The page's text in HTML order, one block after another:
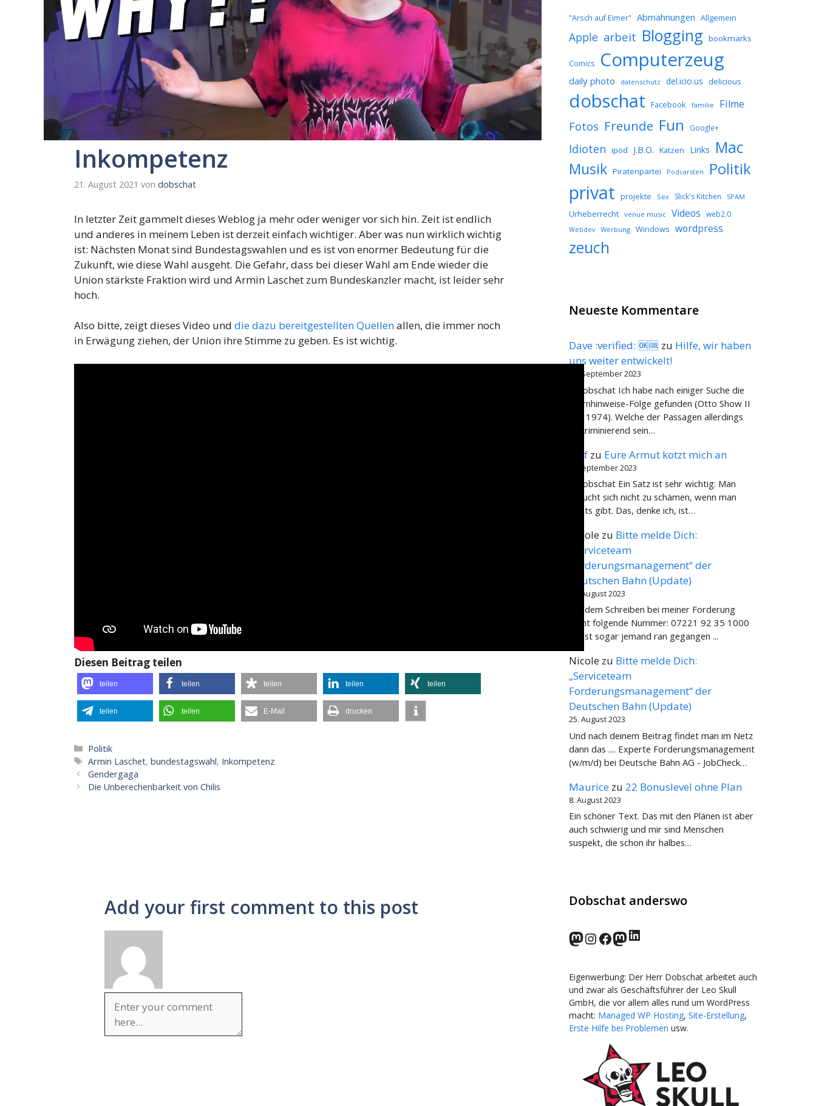
Inkompetenz
21. August 2021 von dobschat
In letzter Zeit gammelt dieses Weblog ja mehr oder weniger vor sich hin. Zeit ist endlich
und anderes in meinem Leben ist derzeit einfach wichtiger. Aber was nun wirklich wichtig
ist: Nächsten Monat sind Bundestagswahlen und es ist von enormer Bedeutung für die
Zukunft, wie diese Wahl ausgeht. Die Gefahr, dass bei dieser Wahl am Ende wieder die
Union stärkste Fraktion wird und Armin Laschet zum Bundeskanzler macht, ist leider sehr
hoch.
Also bitte, zeigt dieses Video und die dazu bereitgestellten Quellenallen, die immer noch
in Erwägung ziehen, der Union ihre Stimme zu geben. Es ist wichtig.
Diesen Beitrag teilen
teilen teilen teilen teilen teilen
teilen teilen E-Mail drucken
Kategorien
Politik
Schlagwörter
Armin Laschet,bundestagswahl, Inkompetenz
Gendergaga
Die Unberechenbarkeit von Chilis
Add your first comment to this post
"Arsch auf Eimer" Abmahnungen Allgemein
Apple arbeit Blogging bookmarks
Comics Computerzeug
daily photo datenschutz del.icio.us delicious
dobschat Facebook familie Filme
Fotos Freunde Fun Google+
Idioten ipod J.B.O. Katzen Links Mac
Musik Piratenpartei Podcarsten Politik
privat projekte Sex Slick's Kitchen SPAM
Urheberrecht venue music Videos web2.0
Webdev Werbung Windows wordpress
zeuch
Neueste Kommentare
Dave :verified: 🆗🆒 zu Hilfe, wir haben
uns weiter entwickelt!
15. September 2023
@dobschat Ich habe nach einiger Suche die
Warnhinweise-Folge gefunden (Otto Show II
von 1974). Welche der Passagen allerdings
diskriminierend sein…
Rolf zu Eure Armut kotzt mich an
2. September 2023
@dobschat Ein Satz ist sehr wichtig: Man
braucht sich nicht zu schämen, wenn man
nichts gibt. Das, denke ich, ist…
Nicole zu Bitte melde Dich:
„Serviceteam
Forderungsmanagement“ der
Deutschen Bahn (Update)
31. August 2023
Auf dem Schreiben bei meiner Forderung
steht folgende Nummer: 07221 92 35 1000
Da ist sogar jemand ran gegangen ...
Nicole zu Bitte melde Dich:
„Serviceteam
Forderungsmanagement“ der
Deutschen Bahn (Update)
25. August 2023
Und nach deinem Beitrag findet man im Netz
dann das .... Experte Forderungsmanagement
(w/m/d) bei Deutsche Bahn AG - JobCheck…
Maurice zu 22 Bonuslevel ohne Plan
8. August 2023
Ein schöner Text. Das mit den Plänen ist aber
auch schwierig und mir sind Menschen
suspekt, die schon ihr halbes…
Dobschat anderswo
norden.social
Instagram
Facebook
wp-punks.social
LinkedIn
Eigenwerbung: Der Herr Dobschat arbeitet auch
und zwar als Geschäftsführer der Leo Skull
GmbH, die vor allem alles rund um WordPress
macht: Managed WP Hosting, Site-Erstellung,
Erste Hilfe bei Problemen usw.